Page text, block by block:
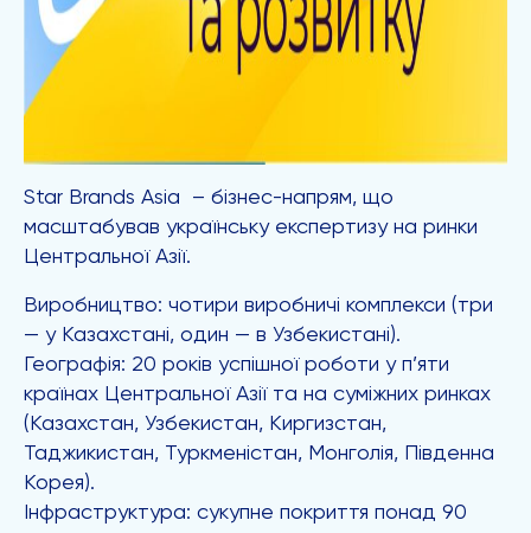
Star Brands Asia – бізнес-напрям, що
масштабував українську експертизу на ринки
Центральної Азії.
Виробництво: чотири виробничі комплекси (три
— у Казахстані, один — в Узбекистані).
Географія: 20 років успішної роботи у п’яти
країнах Центральної Азії та на суміжних ринках
(Казахстан, Узбекистан, Киргизстан,
Таджикистан, Туркменістан, Монголія, Південна
Корея).
Інфраструктура: сукупне покриття понад 90